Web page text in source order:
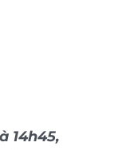
14h45,